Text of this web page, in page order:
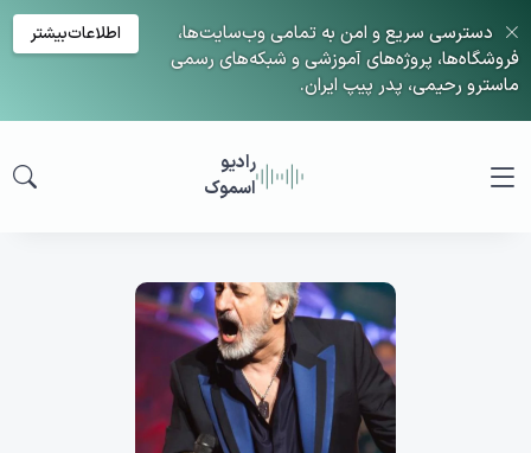
دسترسی سریع و امن به تمامی وب‌سایت‌ها،
فروشگاه‌ها، پروژه‌های آموزشی و شبکه‌های رسمی
ماسترو رحیمی، پدر پیپ ایران.
اطلاعات‌بیشتر
رادیو
اسموک